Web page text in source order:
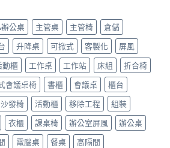
公桌 主管桌 主管椅
倉儲
升降桌 可掀式 客製化
屏風
動櫃 工作桌 工作站 床組
折合椅
會議桌椅 書櫃 會議桌
櫃台
沙發椅 活動櫃 移除工程
組裝
衣櫃 課桌椅 辦公室屏風
辦公桌
電腦桌 餐桌 高隔間